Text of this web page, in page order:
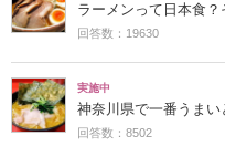
ラーメンって日本食？
回答数：19630
実施中
神奈川県で一番うまい
回答数：8502